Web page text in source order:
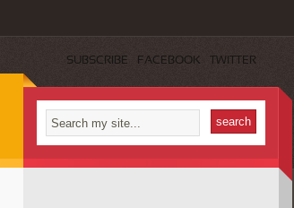
SUBSCRIBE FACEBOOK TWITTER